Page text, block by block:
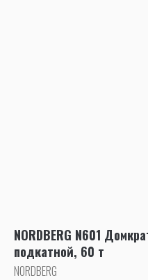
NORDBERG N601
подкатной, 60 т
NORDBERG